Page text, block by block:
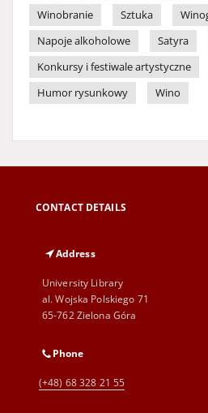
Winobranie
Sztuka
Napoje alkoholowe
Satyra
Konkursy i festiwale artystyczne
Humor rysunkowy
Wino
CONTACT DETAILS
Address
University Library
al. Wojska Polskiego 71
65-762 Zielona Góra
Phone
(+48) 68 328 21 55